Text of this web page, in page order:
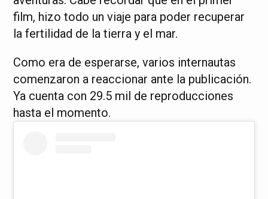
film, hizo todo un viaje para poder recuperar
la fertilidad de la tierra y el mar.
Como era de esperarse, varios internautas
comenzaron a reaccionar ante la publicación.
Ya cuenta con 29.5 mil de reproducciones
hasta el momento.